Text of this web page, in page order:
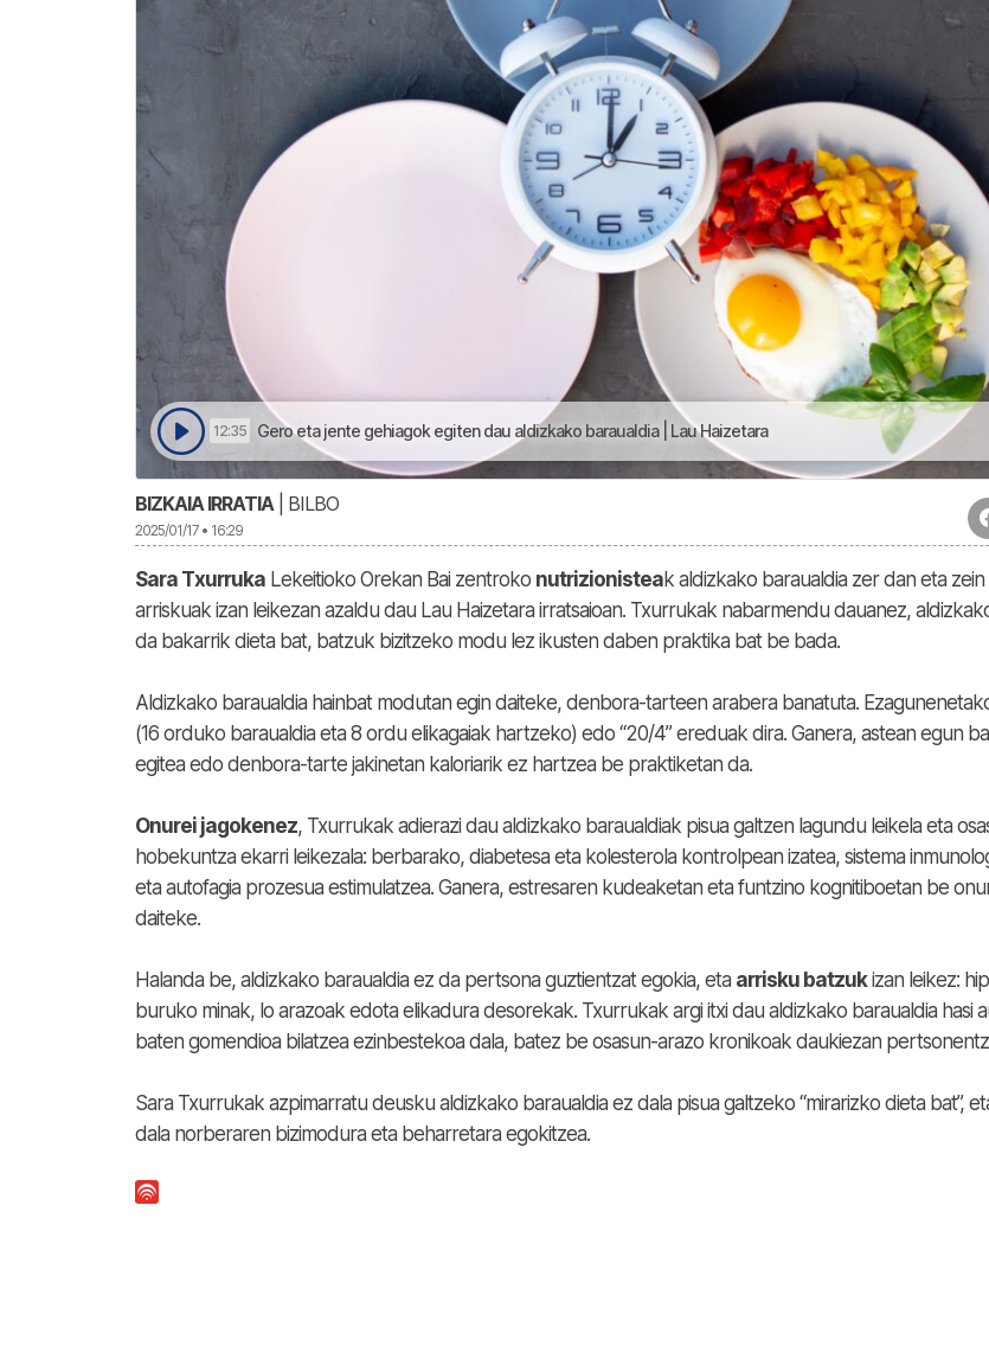
12:35 Gero eta jente gehiagok egiten dau aldizkako baraualdia | Lau Haizetara
BIZKAIA IRRATIA| BILBO
2025/01/17 • 16:29
Sara Txurruka Lekeitioko Orekan Bai zentroko nutrizionisteak aldizkako baraualdia zer dan eta
arriskuak izan leikezan azaldu dau Lau Haizetara irratsaioan. Txurrukak nabarmendu dauanez,
da bakarrik dieta bat, batzuk bizitzeko modu lez ikusten daben praktika bat be bada.
Aldizkako baraualdia hainbat modutan egin daiteke, denbora-tarteen arabera banatuta.
(16 orduko baraualdia eta 8 ordu elikagaiak hartzeko) edo “20/4” ereduak dira. Ganera, astean egun
egitea edo denbora-tarte jakinetan kaloriarik ez hartzea be praktiketan da.
Onurei jagokenez, Txurrukak adierazi dau aldizkako baraualdiak pisua galtzen lagundu leikela eta
hobekuntza ekarri leikezala: berbarako, diabetesa eta kolesterola kontrolpean izatea, sistema
eta autofagia prozesua estimulatzea. Ganera, estresaren kudeaketan eta funtzino kognitiboetan be
daiteke.
Halanda be, aldizkako baraualdia ez da pertsona guztientzat egokia, eta arrisku batzukizan leikez:
buruko minak, lo arazoak edota elikadura desorekak. Txurrukak argi itxi dau aldizkako baraualdia hasi
baten gomendioa bilatzea ezinbestekoa dala, batez be osasun-arazo kronikoak daukiezan
Sara Txurrukak azpimarratu deusku aldizkako baraualdia ez dala pisua galtzeko “mirarizko dieta bat”,
dala norberaren bizimodura eta beharretara egokitzea.